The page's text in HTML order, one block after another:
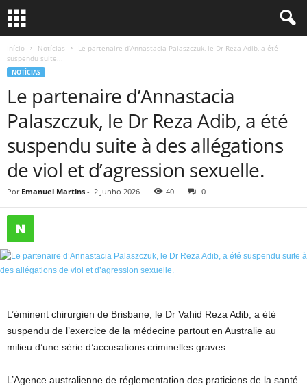
Início Notícias
Le partenaire d’Annastacia Palaszczuk, le Dr Reza Adib, a été
suspendu suite...
NOTÍCIAS
Le partenaire d’Annastacia
Palaszczuk, le Dr Reza Adib, a été
suspendu suite à des allégations
de viol et d’agression sexuelle.
Por Emanuel Martins - 2 Junho 2026 40 0
L’éminent chirurgien de Brisbane, le Dr Vahid Reza Adib, a été
suspendu de l’exercice de la médecine partout en Australie au
milieu d’une série d’accusations criminelles graves.
L’Agence australienne de réglementation des praticiens de la santé